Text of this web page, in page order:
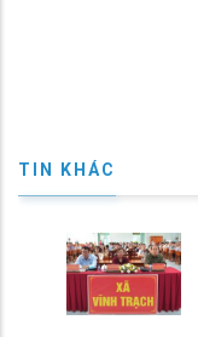
TIN KHÁC